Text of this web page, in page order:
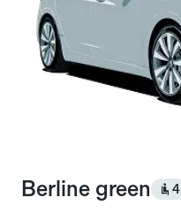
Berline green 4